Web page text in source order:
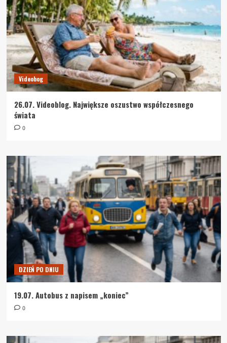
Videobog
26.07. Videoblog. Największe oszustwo współczesnego
świata
0
DZIEŃ PO DNIU
19.07. Autobus z napisem „koniec”
0